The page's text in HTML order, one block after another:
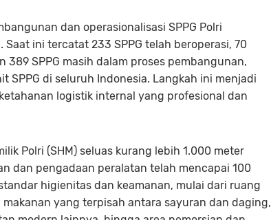
dan operasionalisasi SPPG Polri
ini tercatat 233 SPPG telah beroperasi, 70
389 SPPG masih dalam proses pembangunan,
di seluruh Indonesia. Langkah ini menjadi
logistik internal yang profesional dan
Polri (SHM) seluas kurang lebih 1.000 meter
dan pengadaan peralatan telah mencapai 100
higienitas dan keamanan, mulai dari ruang
yang terpisah antara sayuran dan daging,